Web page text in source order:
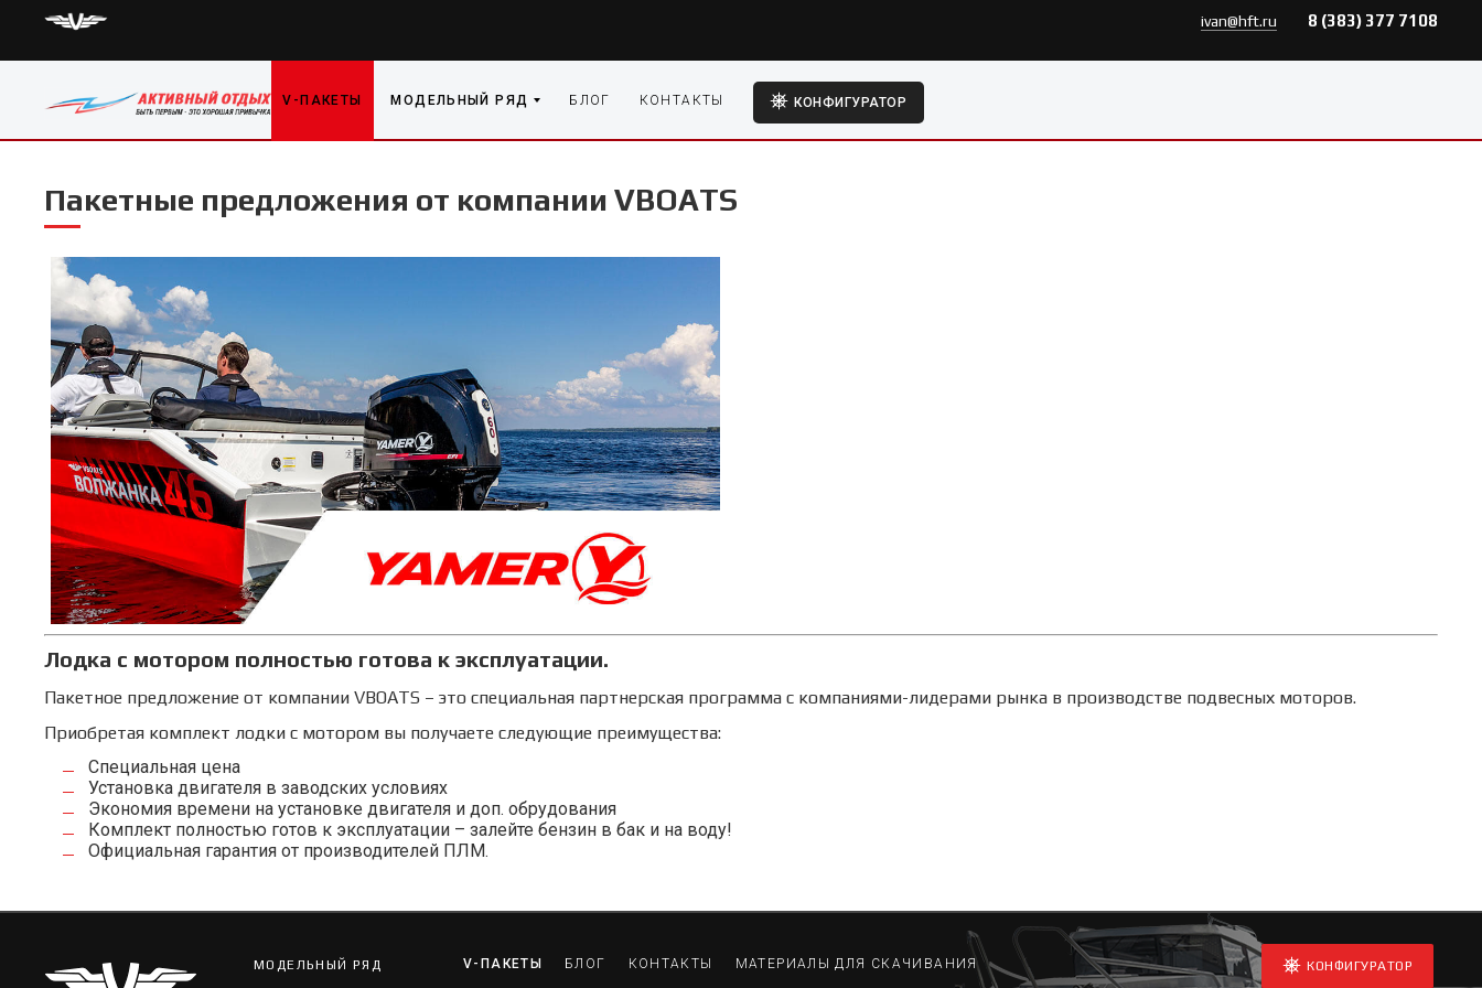
ivan@hft.ru 8 (383) 377 7108
V-ПАКЕТЫ МОДЕЛЬНЫЙ РЯД БЛОГ КОНТАКТЫ КОНФИГУРАТОР
Пакетные предложения от компании VBOATS
Лодка с мотором полностью готова к эксплуатации.
Пакетное предложение от компании VBOATS – это специальная партнерская программа с компаниями-лидерами рынка в производстве подвесных моторов.
Приобретая комплект лодки с мотором вы получаете следующие преимущества:
Специальная цена
Установка двигателя в заводских условиях
Экономия времени на установке двигателя и доп. обрудования
Комплект полностью готов к эксплуатации – залейте бензин в бак и на воду!
Официальная гарантия от производителей ПЛМ.
МОДЕЛЬНЫЙ РЯД V-ПАКЕТЫ БЛОГ КОНТАКТЫ МАТЕРИАЛЫ ДЛЯ СКАЧИВАНИЯ КОНФИГУРАТОР